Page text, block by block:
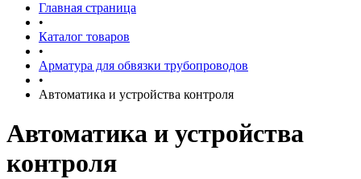
Главная страница
•
Каталог товаров
•
Арматура для обвязки трубопроводов
•
Автоматика и устройства контроля
Автоматика и устройства
контроля